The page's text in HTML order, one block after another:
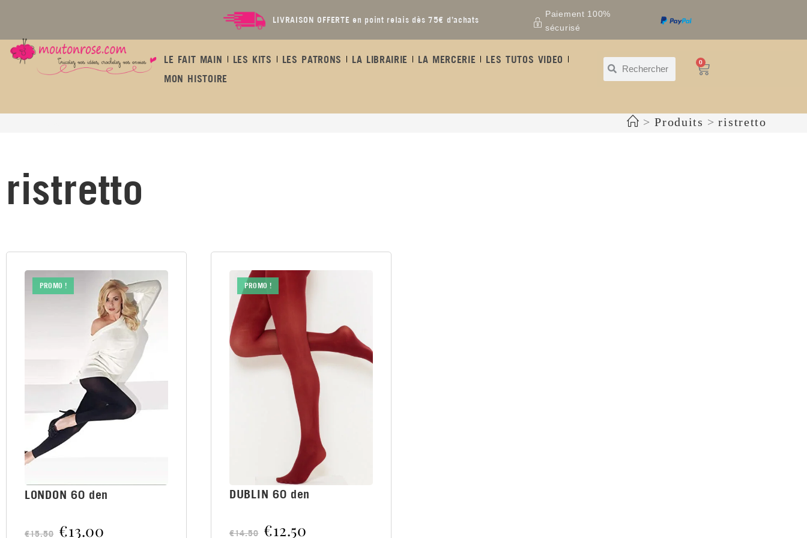
LIVRAISON OFFERTE en point relais dès 75€ d’achats
Paiement 100%
sécurisé
LE FAIT MAIN LES KITS LES PATRONS LA LIBRAIRIE LA MERCERIE
LES TUTOS VIDEO
MON HISTOIRE
0
> Produits > ristretto
ristretto
PROMO !
LONDON 60 den
€15.50 €13.00
PROMO !
DUBLIN 60 den
€14.50 €12.50